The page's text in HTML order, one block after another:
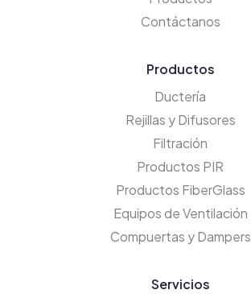
Contáctanos
Productos
Ductería
Rejillas y Difusores
Filtración
Productos PIR
Productos FiberGlass
Equipos de Ventilación
Compuertas y Dampers
Servicios